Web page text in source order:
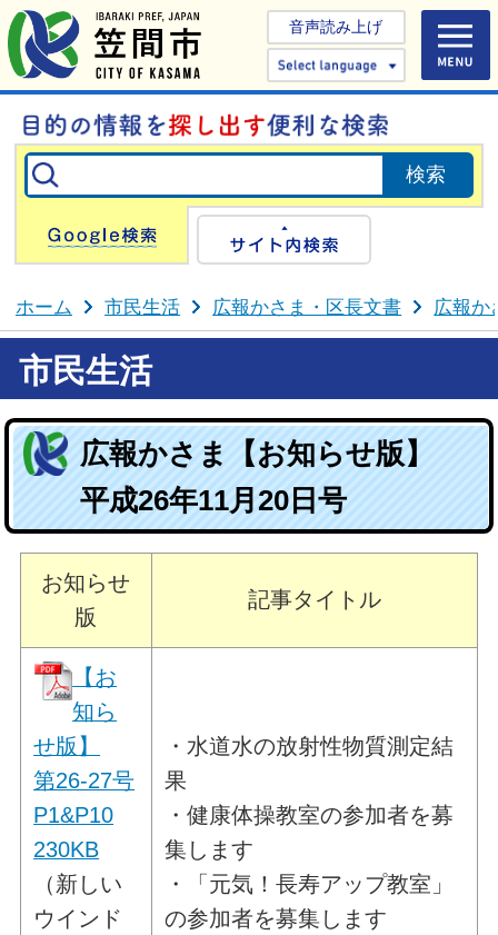
音声読み上げ
Select
Google検索
ホーム 市民生活 広報かさま・区長文書 広報か
市民生活
広報かさま【お知らせ版】
平成26年11月20日号
お知らせ
版
記事タイトル
【お
知ら
せ版】
第26-27号
P1&P10
230KB
（新しい
ウインド
・水道水の放射性物質測定結
果
・健康体操教室の参加者を募
集します
・「元気！長寿アップ教室」
の参加者を募集します